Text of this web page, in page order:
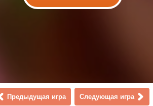
Предыдущая игра Следующая игра